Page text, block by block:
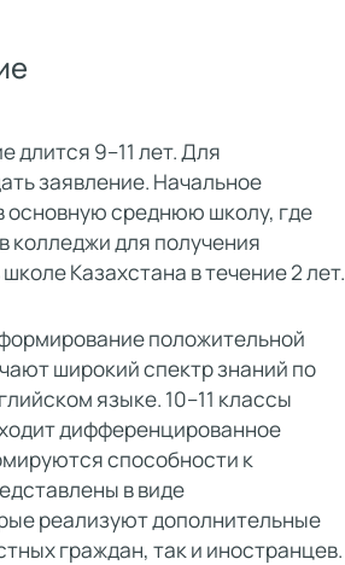
длится 9–11 лет. Для
заявление. Начальное
основную среднюю школу, где
колледжи для получения
Казахстана в течение 2 лет.
положительной
широкий спектр знаний по
языке. 10–11 классы
дифференцированное
способности к
в виде
реализуют дополнительные
граждан, так и иностранцев.